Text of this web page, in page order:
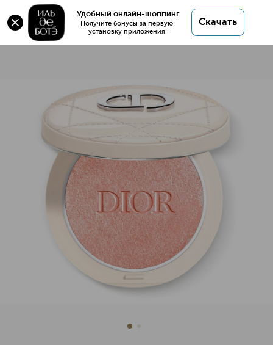
Удобный онлайн-шоппинг
Получите бонусы за первую
установку приложения!
Скачать
Forever Couture Luminizer Сияющая пудра для лица